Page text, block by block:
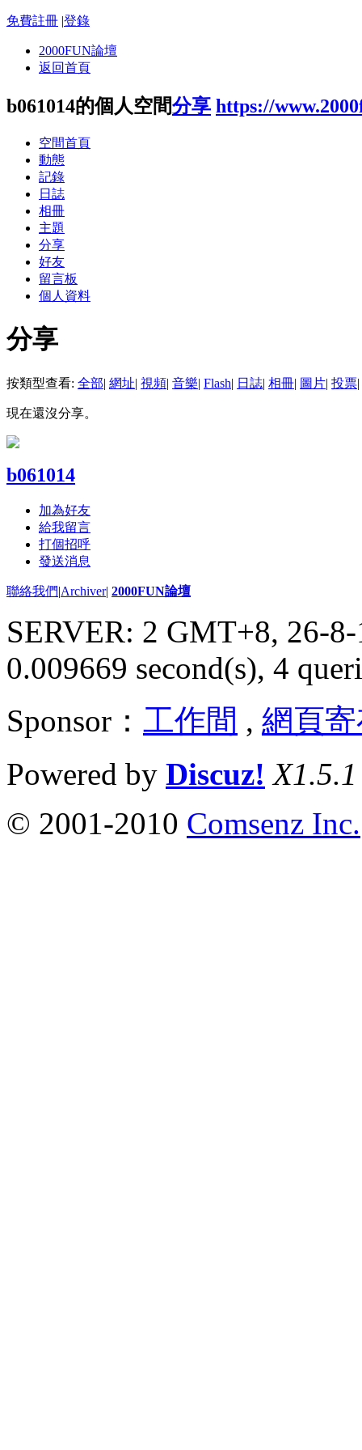
免費註冊 |登錄
2000FUN論壇
返回首頁
b061014的個人空間分享 https://
空間首頁
動態
記錄
日誌
相冊
主題
分享
好友
留言板
個人資料
分享
按類型查看: 全部| 網址| 視頻| 音樂| Flash| 日誌| 相冊| 圖片| 投票|
現在還沒分享。
b061014
加為好友
給我留言
打個招呼
發送消息
聯絡我們|Archiver| 2000FUN論壇
SERVER: 2 GMT+8, 26-
0.009669 second(s), 4
Sponsor： 工作間 , 網頁
Powered by Discuz! X1.5.1
© 2001-2010 Comsenz Inc.